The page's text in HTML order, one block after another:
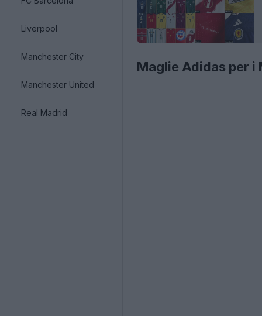
Liverpool
Manchester City
Manchester United
Real Madrid
Maglie Adidas per